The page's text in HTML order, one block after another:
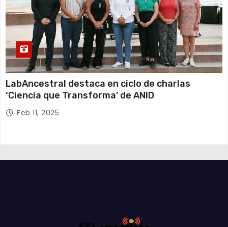
LabAncestral destaca en ciclo de charlas
‘Ciencia que Transforma’ de ANID
Feb 11, 2025